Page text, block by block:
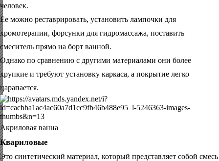
человек.
Ее можно реставрировать, установить лампочки для
хромотерапии, форсунки для гидромассажа, поставить
смеситель прямо на борт ванной.
Однако по сравнению с другими материалами они более
хрупкие и требуют установку каркаса, а покрытие легко
царапается.
Акриловая ванна
Квариловые
Это синтетический материал, который представляет собой смесь